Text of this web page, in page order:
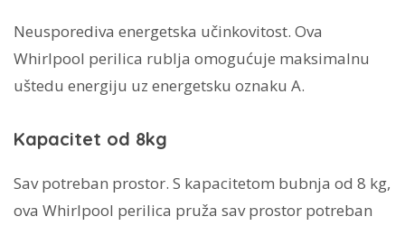
Neusporediva energetska učinkovitost. Ova
Whirlpool perilica rublja omogućuje maksimalnu
uštedu energiju uz energetsku oznaku A.
Kapacitet od 8kg
Sav potreban prostor. S kapacitetom bubnja od 8 kg,
ova Whirlpool perilica pruža sav prostor potreban